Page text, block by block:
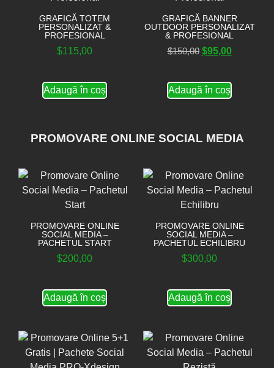
GRAFICĂ TOTEM
PERSONALIZAT &
PROFESIONAL
$115,00
Adaugă în coș
GRAFICĂ BANNER
OUTDOOR PERSONALIZAT
& PROFESIONAL
$150,00 $95,00
Adaugă în coș
PROMOVARE ONLINE SOCIAL MEDIA
PROMOVARE ONLINE
SOCIAL MEDIA –
PACHETUL START
$200,00
Adaugă în coș
PROMOVARE ONLINE
SOCIAL MEDIA –
PACHETUL ECHILIBRU
$300,00
Adaugă în coș